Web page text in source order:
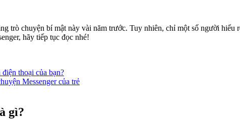
trò chuyện bí mật này vài năm trước. Tuy nhiên, chỉ một số người hiểu
hãy tiếp tục đọc nhé!
thoại của bạn?
Messenger của trẻ
gì?